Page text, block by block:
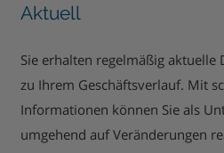
Aktuell
Sie erhalten regelmäßig
zu Ihrem Geschäftsverlauf. Mit
Informationen können Sie als
umgehend auf Veränderungen